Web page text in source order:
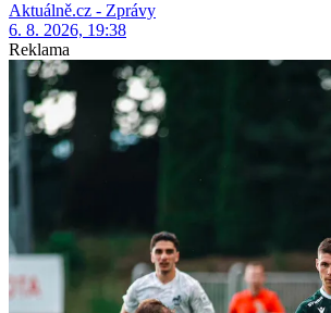
Aktuálně.cz - Zprávy
6. 8. 2026, 19:38
Reklama